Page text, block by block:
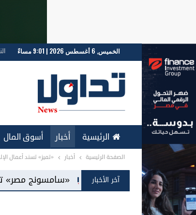
الخميس, 6 أغسطس 2026 | 9:01 مساءً
الرئيسية أخبار أسوق المال
ENGLISH
الصفحة الرئيسية أخبار «تميز» تسند أعمال
آخر الأخبار
«سامسونج مصر» تطرح شاشات «Mini LED» للمرة الأولى بالسوق المحلية